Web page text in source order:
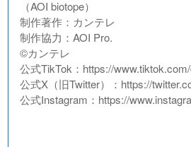
（AOI biotope）
制作著作：カンテレ
制作協力：AOI Pro.
©︎カンテレ
公式TikTok：https://
公式X（旧Twitter）：https://
公式Instagram：https://